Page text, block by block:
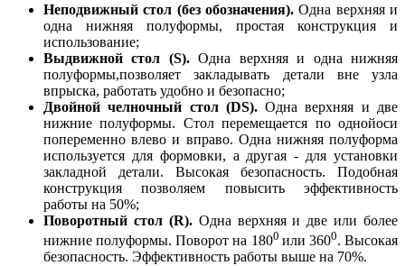
Неподвижный стол (без обозначения). Одна верхняя и
одна нижняя полуформы, простая конструкция и
использование;
Выдвижной стол (S).Одна верхняя и одна нижняя
полуформы,позволяет закладывать детали вне узла
впрыска, работать удобно и безопасно;
Двойной челночный стол (DS).Одна верхняя и две
нижние полуформы. Стол перемещается по однойоси
попеременно влево и вправо. Одна нижняя полуформа
используется для формовки, а другая - для установки
закладной детали. Высокая безопасность. Подобная
конструкция позволяем повысить эффективность
работы на 50%;
Поворотный стол (R).Одна верхняя и две или более
нижние полуформы. Поворот на 1800 или 3600. Высокая
безопасность. Эффективность работы выше на 70%.